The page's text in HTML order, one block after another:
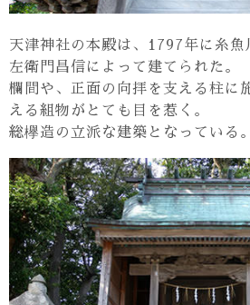
天津神社の本殿は、1797年に糸
左衛門昌信によって建てられた。
欄間や、正面の向拝を支える柱に
える組物がとても目を惹く。
総欅造の立派な建築となっている。